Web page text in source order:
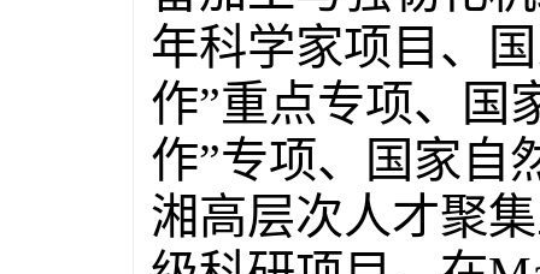
年科学家项目、
作”重点专项、国
作”专项、国家自
湘高层次人才聚